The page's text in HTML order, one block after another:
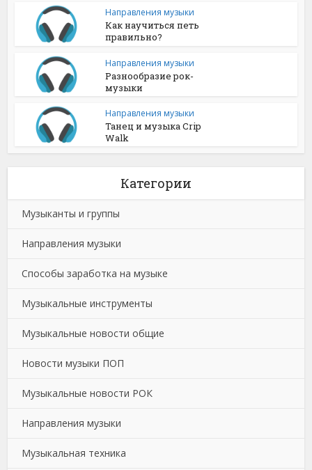
Направления музыки
Как научиться петь
правильно?
Направления музыки
Разнообразие рок-
музыки
Направления музыки
Танец и музыка Crip
Walk
Категории
Музыканты и группы
Направления музыки
Способы заработка на музыке
Музыкальные инструменты
Музыкальные новости общие
Новости музыки ПОП
Музыкальные новости РОК
Направления музыки
Музыкальная техника